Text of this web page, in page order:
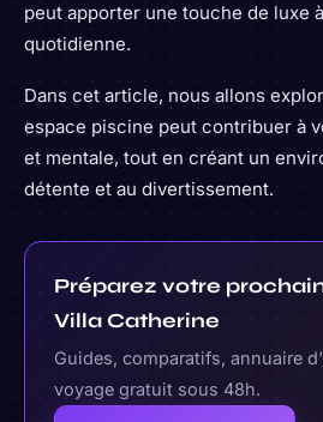
peut apporter une touche de luxe
quotidienne.
Dans cet article, nous allons
espace piscine peut contribuer à
et mentale, tout en créant un
détente et au divertissement.
Préparez votre
Villa Catherine
Guides, comparatifs, annuaire
voyage gratuit sous 48h.